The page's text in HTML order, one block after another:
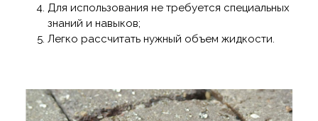
Для использования не требуется специальных
знаний и навыков;
Легко рассчитать нужный объем жидкости.